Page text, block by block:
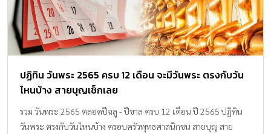
ปฏิทิน วันพระ 2565 ครบ 12 เดือน จะมีวันพระ ตรงกับวัน
ไหนบ้าง สายบุญเช็กเลย
รวม วันพระ 2565 ตลอดปีฉลู - ปีขาล ครบ 12 เดือน ปี 2565 ปฏิทิน
วันพระ ตรงกับวันไหนบ้าง ครอบครัวพุทธศาสนิกชน สายบุญ สาย